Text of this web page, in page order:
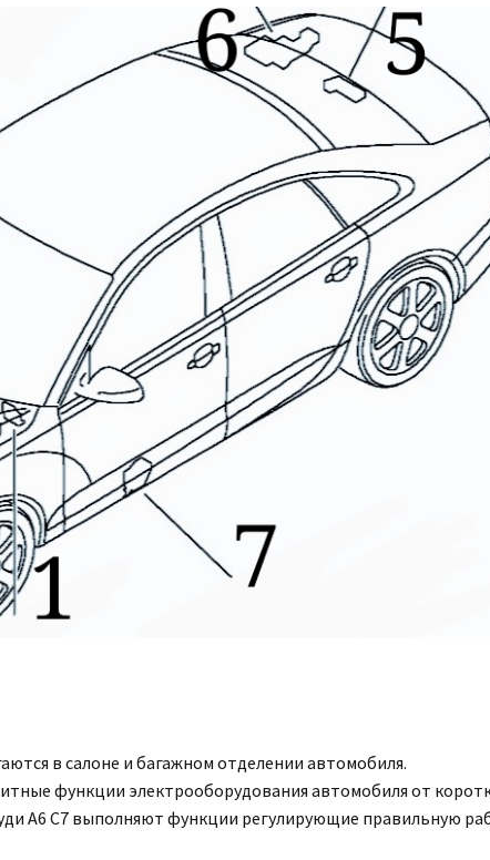
в салоне и багажном отделении автомобиля.
функции электрооборудования автомобиля от
A6 C7 выполняют функции регулирующие правильную